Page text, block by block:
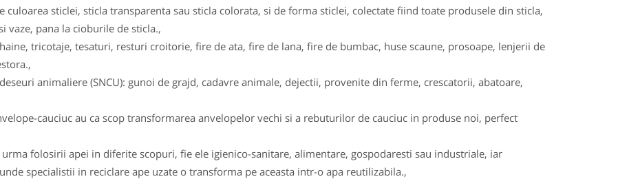
culoarea sticlei, sticla transparenta sau sticla colorata, si de forma sticlei, colectate fiind toate produsele din sticla,
vaze, pana la cioburile de sticla.,
tricotaje, tesaturi, resturi croitorie, fire de ata, fire de lana, fire de bumbac, huse scaune, prosoape, lenjerii de
animaliere (SNCU): gunoi de grajd, cadavre animale, dejectii, provenite din ferme, crescatorii, abatoare,
cauciuc au ca scop transformarea anvelopelor vechi si a rebuturilor de cauciuc in produse noi, perfect
folosirii apei in diferite scopuri, fie ele igienico-sanitare, alimentare, gospodaresti sau industriale, iar
specialistii in reciclare ape uzate o transforma pe aceasta intr-o apa reutilizabila.,